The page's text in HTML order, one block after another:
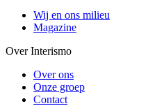
Wij en ons milieu
Magazine
Over Interismo
Over ons
Onze groep
Contact